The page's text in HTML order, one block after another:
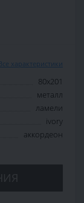
характеристики
80х201
металл
ламели
ivory
аккордеон